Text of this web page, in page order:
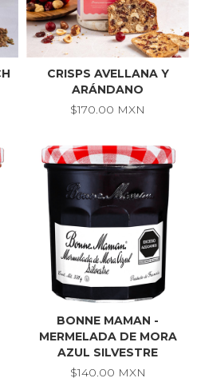
CRISPS AVELLANA Y
ARÁNDANO
$170.00 MXN
BONNE MAMAN -
MERMELADA DE MORA
AZUL SILVESTRE
$140.00 MXN